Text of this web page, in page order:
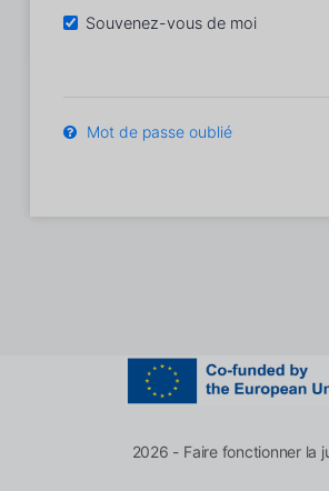
Souvenez-vous de moi
Mot de passe oublié
2026 - Faire fonctionner la